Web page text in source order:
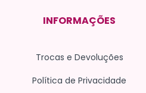
INFORMAÇÕES
Trocas e Devoluções
Política de Privacidade